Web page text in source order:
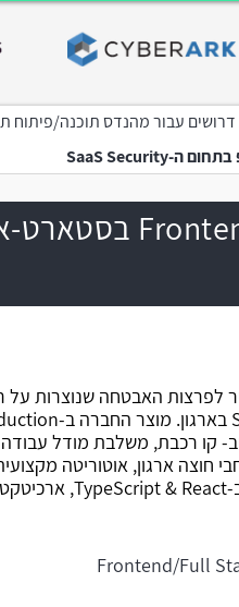
עבור מהנדס תוכנה/פיתוח
לפרצות האבטחה שנוצרות על
משלבת מודל עבודה היברידי